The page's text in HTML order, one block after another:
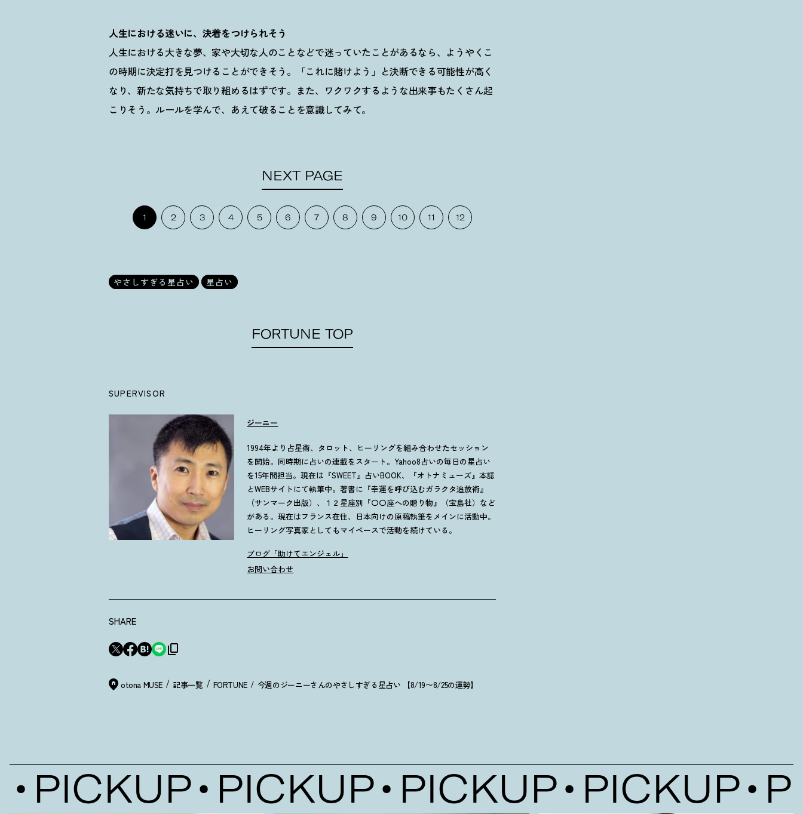
人生における迷いに、決着をつけられそう
人生における大きな夢、家や大切な人のことなどで迷っていたことがあるなら、ようやくこ
の時期に決定打を見つけることができそう。「これに賭けよう」と決断できる可能性が高く
なり、新たな気持ちで取り組めるはずです。また、ワクワクするような出来事もたくさん起
こりそう。ルールを学んで、あえて破ることを意識してみて。
NEXT PAGE
1 2 3 4 5 6 7 8 9 10 11 12
やさしすぎる星占い 星占い
FORTUNE TOP
SUPERVISOR
ジーニー
1994年より占星術、タロット、ヒーリングを組み合わせたセッション
を開始。同時期に占いの連載をスタート。Yahoo8占いの毎日の星占い
を15年間担当。現在は『SWEET』占いBOOK、『オトナミューズ』本誌
とWEBサイトにて執筆中。著書に『幸運を呼び込むガラクタ追放術』
（サンマーク出版）、１２星座別『〇〇座への贈り物』（宝島社）など
がある。現在はフランス在住、日本向けの原稿執筆をメインに活動中。
ヒーリング写真家としてもマイペースで活動を続けている。
ブログ「助けてエンジェル」
お問い合わせ
SHARE
otona MUSE 記事一覧 FORTUNE 今週のジーニーさんのやさしすぎる星占い 【8/19〜8/25の運勢】
PICKUP PICKUP PICKUP